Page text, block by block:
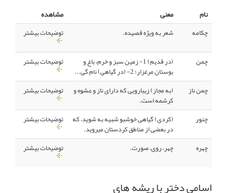
نام معنی مشاهده
چکامه شعر به ویژه قصیده. توضیحات بیشتر
چمن (در قدیم) 1- زمین سبز و خرم، باغ و
بوستان مرغزار؛ 2- (در گیاهی) نام گی...
توضیحات بیشتر
چمن ناز (به مجاز) زیبارویی که دارای ناز و عشوه و
کرشمه است.
توضیحات بیشتر
چنور (کردی) گیاهی خوشبو شبیه به شوید، که
در بعضی از مناطق کردستان میروید.
توضیحات بیشتر
چهره چهر، روی، صورت. توضیحات بیشتر
اسامی دختر با ریشه های